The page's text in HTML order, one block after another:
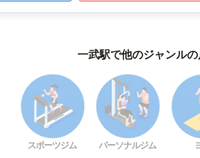
一武駅で他のジャンル
スポーツジム パーソナルジム